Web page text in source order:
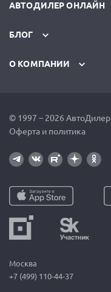
АВТОДИЛЕР ОНЛАЙН
БЛОГ
О КОМПАНИИ
© 1997 – 2026 АвтоДилер
Оферта и политика
Москва
+7 (499) 110-44-37